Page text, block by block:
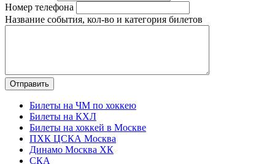
Номер телефона
Название события, кол-во и категория билетов
Билеты на ЧМ по хоккею
Билеты на КХЛ
Билеты на хоккей в Москве
ПХК ЦСКА Москва
Динамо Москва ХК
СКА